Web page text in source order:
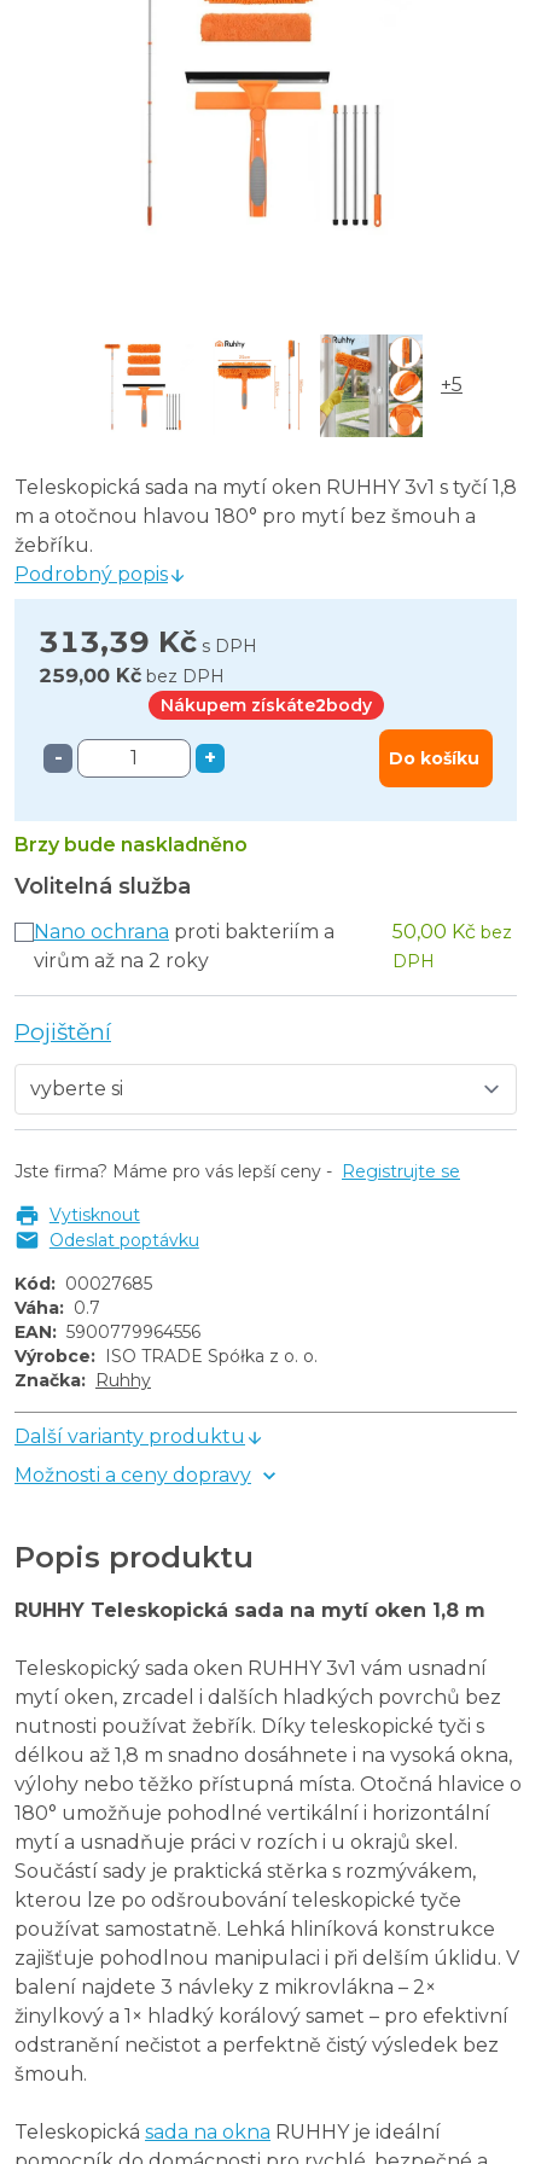
+5
Teleskopická sada na mytí oken RUHHY 3v1 s tyčí 1,8
m a otočnou hlavou 180° pro mytí bez šmouh a
žebříku.
Podrobný popis
313,39 Kč s DPH
259,00 Kč bez DPH
Nákupem získáte2body
- + Do košíku
Brzy bude naskladněno
Volitelná služba
Nano ochrana proti bakteriím a
virům až na 2 roky
50,00 Kč bez
DPH
Pojištění
Jste firma? Máme pro vás lepší ceny - Registrujte se
Vytisknout
Odeslat poptávku
Kód : 00027685
Váha: 0.7
EAN: 5900779964556
Výrobce:
ISO TRADE Spółka z o. o.
Značka: Ruhhy
Další varianty produktu
Možnosti a ceny dopravy
Popis produktu
RUHHY Teleskopická sada na mytí oken 1,8 m
Teleskopický sada oken RUHHY 3v1 vám usnadní
mytí oken, zrcadel i dalších hladkých povrchů bez
nutnosti používat žebřík. Díky teleskopické tyči s
délkou až 1,8 m snadno dosáhnete i na vysoká okna,
výlohy nebo těžko přístupná místa. Otočná hlavice o
180° umožňuje pohodlné vertikální i horizontální
mytí a usnadňuje práci v rozích i u okrajů skel.
Součástí sady je praktická stěrka s rozmývákem,
kterou lze po odšroubování teleskopické tyče
používat samostatně. Lehká hliníková konstrukce
zajišťuje pohodlnou manipulaci i při delším úklidu. V
balení najdete 3 návleky z mikrovlákna – 2×
žinylkový a 1× hladký korálový samet – pro efektivní
odstranění nečistot a perfektně čistý výsledek bez
šmouh.
Teleskopická sada na okna RUHHY je ideální